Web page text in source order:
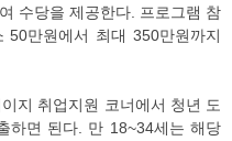
수당을 제공한다. 프로그램 참
만원에서 최대 350만원까지
지 취업지원 코너에서 청년 도
하면 된다. 만 18~34세는 해당